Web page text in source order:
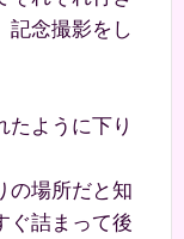
記念撮影をし
たように下り
の場所だと知
ぐ詰まって後